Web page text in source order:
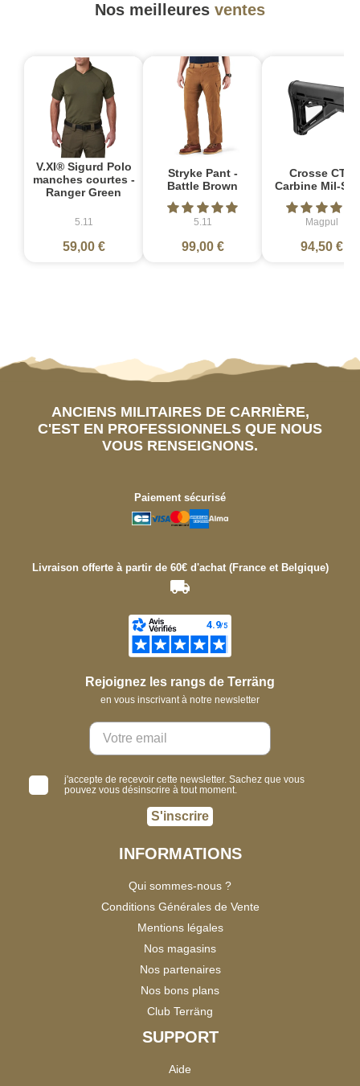
Nos meilleures ventes
V.XI® Sigurd Polo
manches courtes -
Ranger Green
5.11
59,00 €
Stryke Pant -
Battle Brown
5.11
99,00 €
Crosse CTR
Carbine Mil-
Magpul
94,50 €
ANCIENS MILITAIRES DE CARRIÈRE,
C'EST EN PROFESSIONNELS QUE NOUS
VOUS RENSEIGNONS.
Paiement sécurisé
Livraison offerte à partir de 60€ d'achat (France et Belgique)
Rejoignez les rangs de Terräng
en vous inscrivant à notre newsletter
j'accepte de recevoir cette newsletter. Sachez que vous
pouvez vous désinscrire à tout moment.
S'inscrire
INFORMATIONS
Qui sommes-nous ?
Conditions Générales de Vente
Mentions légales
Nos magasins
Nos partenaires
Nos bons plans
Club Terräng
SUPPORT
Aide